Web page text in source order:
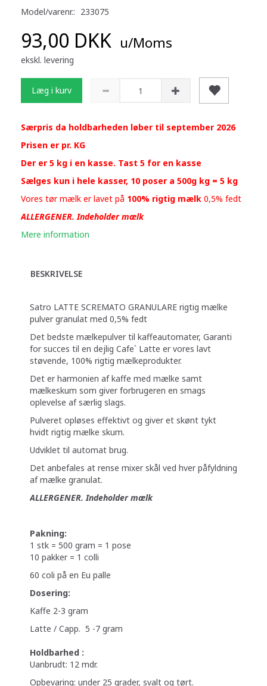
Model/varenr.: 233075
93,00 DKK u/Moms
ekskl. levering
Læg i kurv
Særpris da holdbarheden løber til september 2026
Prisen er pr. KG
Der er 5 kg i en kasse. Tast 5 for en kasse
Sælges kun i hele kasser, 10 poser a 500g kg = 5 kg
Vores tør mælk er lavet på 100% rigtig mælk 0,5% fedt
ALLERGENER. Indeholder mælk
Mere information
BESKRIVELSE
Satro LATTE SCREMATO GRANULARE rigtig mælke
pulver granulat med 0,5% fedt
Det bedste mælkepulver til kaffeautomater, Garanti
for succes til en dejlig Cafe` Latte er vores lavt
støvende, 100% rigtig mælkeprodukter.
Det er harmonien af kaffe med mælke samt
mælkeskum som giver forbrugeren en smags
oplevelse af særlig slags.
Pulveret opløses effektivt og giver et skønt tykt
hvidt rigtig mælke skum.
Udviklet til automat brug.
Det anbefales at rense mixer skål ved hver påfyldning
af mælke granulat.
ALLERGENER. Indeholder mælk
Pakning:
1 stk = 500 gram = 1 pose
10 pakker = 1 colli
60 coli på en Eu palle
Dosering:
Kaffe 2-3 gram
Latte / Capp. 5 -7 gram
Holdbarhed :
Uanbrudt: 12 mdr.
Opbevaring: under 25 grader, svalt og tørt.